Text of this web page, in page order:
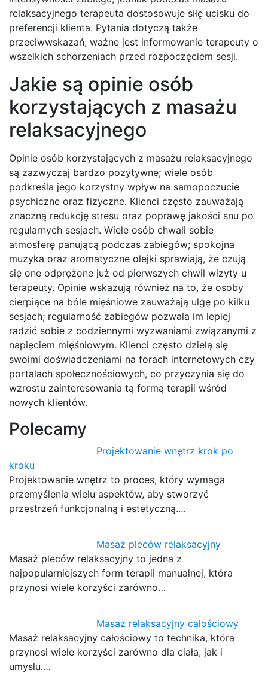
relaksacyjnego terapeuta dostosowuje siłę ucisku do
preferencji klienta. Pytania dotyczą także
przeciwwskazań; ważne jest informowanie terapeuty o
wszelkich schorzeniach przed rozpoczęciem sesji.
Jakie są opinie osób
korzystających z masażu
relaksacyjnego
Opinie osób korzystających z masażu relaksacyjnego
są zazwyczaj bardzo pozytywne; wiele osób
podkreśla jego korzystny wpływ na samopoczucie
psychiczne oraz fizyczne. Klienci często zauważają
znaczną redukcję stresu oraz poprawę jakości snu po
regularnych sesjach. Wiele osób chwali sobie
atmosferę panującą podczas zabiegów; spokojna
muzyka oraz aromatyczne olejki sprawiają, że czują
się one odprężone już od pierwszych chwil wizyty u
terapeuty. Opinie wskazują również na to, że osoby
cierpiące na bóle mięśniowe zauważają ulgę po kilku
sesjach; regularność zabiegów pozwala im lepiej
radzić sobie z codziennymi wyzwaniami związanymi z
napięciem mięśniowym. Klienci często dzielą się
swoimi doświadczeniami na forach internetowych czy
portalach społecznościowych, co przyczynia się do
wzrostu zainteresowania tą formą terapii wśród
nowych klientów.
Polecamy
Projektowanie wnętrz krok po
kroku
Projektowanie wnętrz to proces, który wymaga
przemyślenia wielu aspektów, aby stworzyć
przestrzeń funkcjonalną i estetyczną.…
Masaż pleców relaksacyjny
Masaż pleców relaksacyjny to jedna z
najpopularniejszych form terapii manualnej, która
przynosi wiele korzyści zarówno…
Masaż relaksacyjny całościowy
Masaż relaksacyjny całościowy to technika, która
przynosi wiele korzyści zarówno dla ciała, jak i
umysłu.…